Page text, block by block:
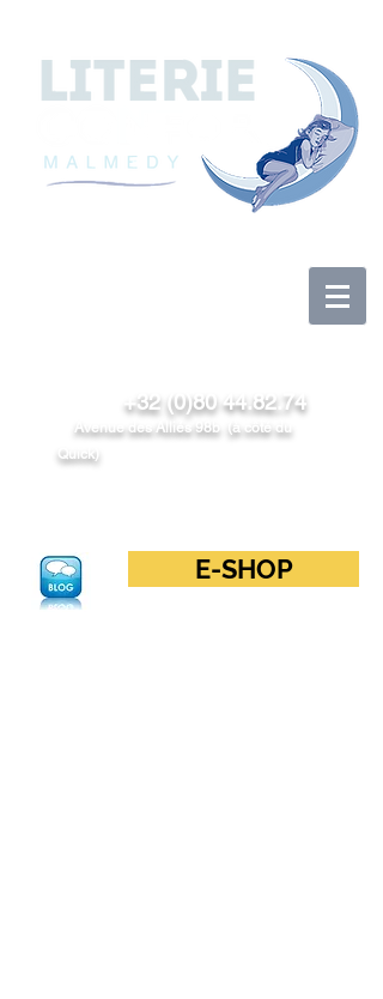
+32 (0)80 44.82.74
Avenue des Alliés 98b (à côté du
Quick)
E-SHOP